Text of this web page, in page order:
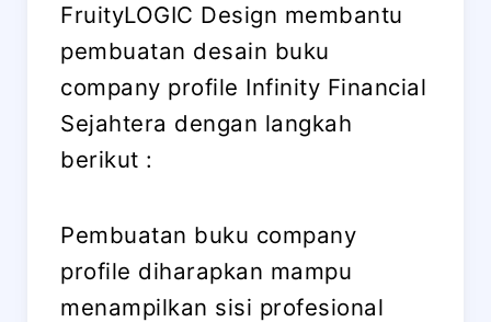
FruityLOGIC Design membantu
pembuatan desain buku
company profile Infinity Financial
Sejahtera dengan langkah
berikut :
Pembuatan buku company
profile diharapkan mampu
menampilkan sisi profesional